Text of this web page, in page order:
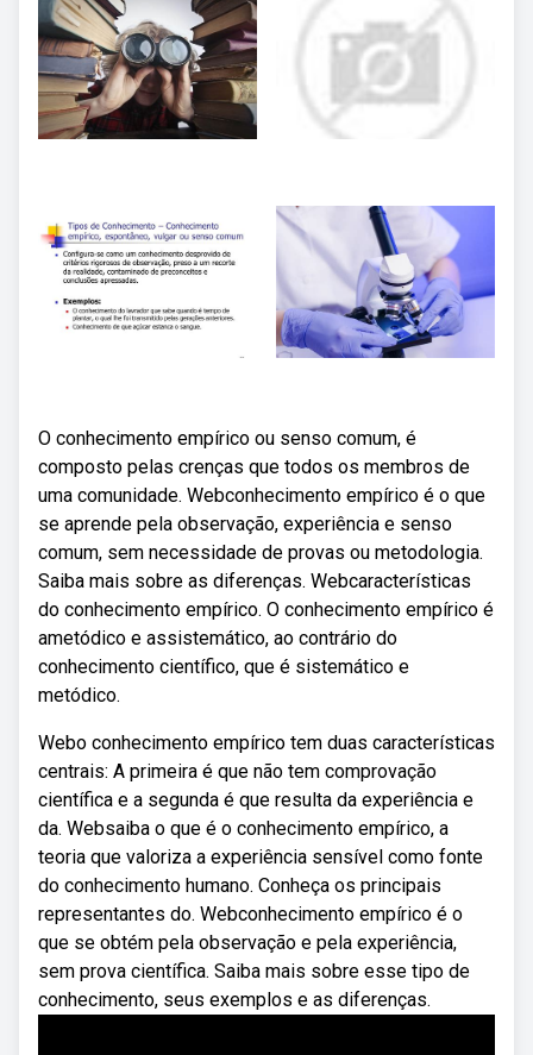
O conhecimento empírico ou senso comum, é
composto pelas crenças que todos os membros de
uma comunidade. Webconhecimento empírico é o que
se aprende pela observação, experiência e senso
comum, sem necessidade de provas ou metodologia.
Saiba mais sobre as diferenças. Webcaracterísticas
do conhecimento empírico. O conhecimento empírico é
ametódico e assistemático, ao contrário do
conhecimento científico, que é sistemático e
metódico.
Webo conhecimento empírico tem duas características
centrais: A primeira é que não tem comprovação
científica e a segunda é que resulta da experiência e
da. Websaiba o que é o conhecimento empírico, a
teoria que valoriza a experiência sensível como fonte
do conhecimento humano. Conheça os principais
representantes do. Webconhecimento empírico é o
que se obtém pela observação e pela experiência,
sem prova científica. Saiba mais sobre esse tipo de
conhecimento, seus exemplos e as diferenças.